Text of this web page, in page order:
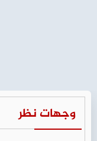
وجهات نظر